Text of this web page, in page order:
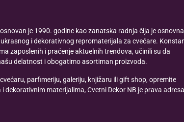
je 1990. godine kao zanatska radnja čija je osnovna
i dekorativnog repromaterijala za cvećare.
zaposlenih i praćenje aktuelnih trendova, učinili su da
delatnost i obogatimo asortiman proizvoda.
parfimeriju, galeriju, knjižaru ili gift shop, opremite
dekorativnim materijalima, Cvetni Dekor NB je prava